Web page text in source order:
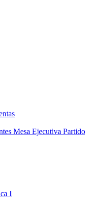
Mesa Ejecutiva Partido
I